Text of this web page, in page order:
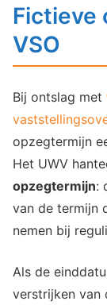
Fictieve
VSO
Bij ontslag met
opzegtermijn
Het UWV
opzegtermijn:
van de termijn
nemen bij
Als de
verstrijken van